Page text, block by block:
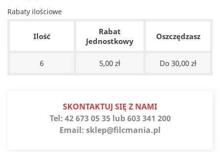
Rabaty ilościowe
Ilość
Rabat
Jednostkowy
Oszczędzasz
6 5,00 zł Do 30,00 zł
SKONTAKTUJ SIĘ Z NAMI
Tel: 42 673 05 35 lub 603 341 200
Email: sklep@filcmania.pl